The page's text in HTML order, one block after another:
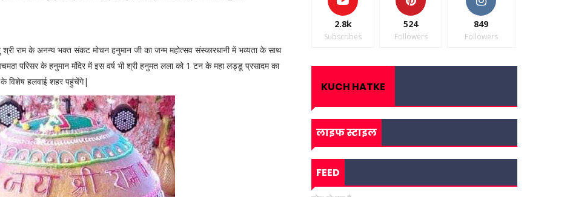
श्री राम के अनन्य भक्त संकट मोचन हनुमान जी का जन्म महोत्सव संस्कारधानी में भव्यता के साथ
परिसर के हनुमान मंदिर में इस वर्ष भी श्री हनुमत लला को 1 टन के महा लड्डू प्रसादम का
के विशेष हलवाई शहर पहुंचेंगे|
2.8k
Subscribes
524
Followers
849
Followers
KUCH HATKE
लाइफ स्टाइल
FEED